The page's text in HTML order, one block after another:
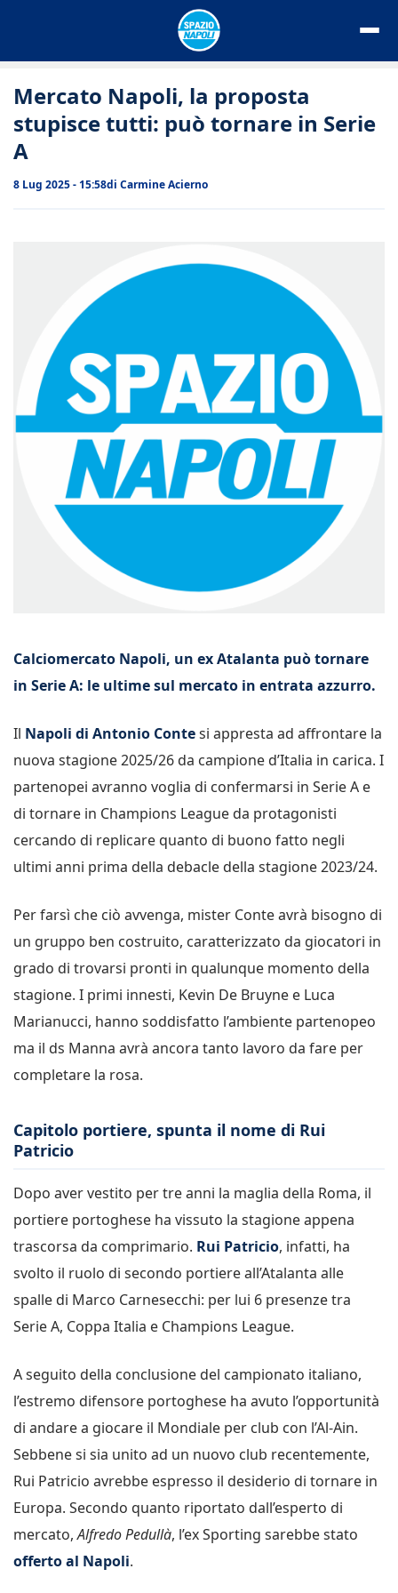
Mercato Napoli, la proposta
stupisce tutti: può tornare in Serie
A
8 Lug 2025 - 15:58di Carmine Acierno
Calciomercato Napoli, un ex Atalanta può tornare
in Serie A: le ultime sul mercato in entrata azzurro.
Il Napoli di Antonio Contesi appresta ad affrontare la
nuova stagione 2025/26 da campione d’Italia in carica. I
partenopei avranno voglia di confermarsi in Serie A e
di tornare in Champions League da protagonisti
cercando di replicare quanto di buono fatto negli
ultimi anni prima della debacle della stagione 2023/24.
Per farsì che ciò avvenga, mister Conte avrà bisogno di
un gruppo ben costruito, caratterizzato da giocatori in
grado di trovarsi pronti in qualunque momento della
stagione. I primi innesti, Kevin De Bruyne e Luca
Marianucci, hanno soddisfatto l’ambiente partenopeo
ma il ds Manna avrà ancora tanto lavoro da fare per
completare la rosa.
Capitolo portiere, spunta il nome di Rui
Patricio
Dopo aver vestito per tre anni la maglia della Roma, il
portiere portoghese ha vissuto la stagione appena
trascorsa da comprimario. Rui Patricio, infatti, ha
svolto il ruolo di secondo portiere all’Atalanta alle
spalle di Marco Carnesecchi: per lui 6 presenze tra
Serie A, Coppa Italia e Champions League.
A seguito della conclusione del campionato italiano,
l’estremo difensore portoghese ha avuto l’opportunità
di andare a giocare il Mondiale per club con l’Al-Ain.
Sebbene si sia unito ad un nuovo club recentemente,
Rui Patricio avrebbe espresso il desiderio di tornare in
Europa. Secondo quanto riportato dall’esperto di
mercato,Alfredo Pedullà, l’ex Sporting sarebbe stato
offerto al Napoli.